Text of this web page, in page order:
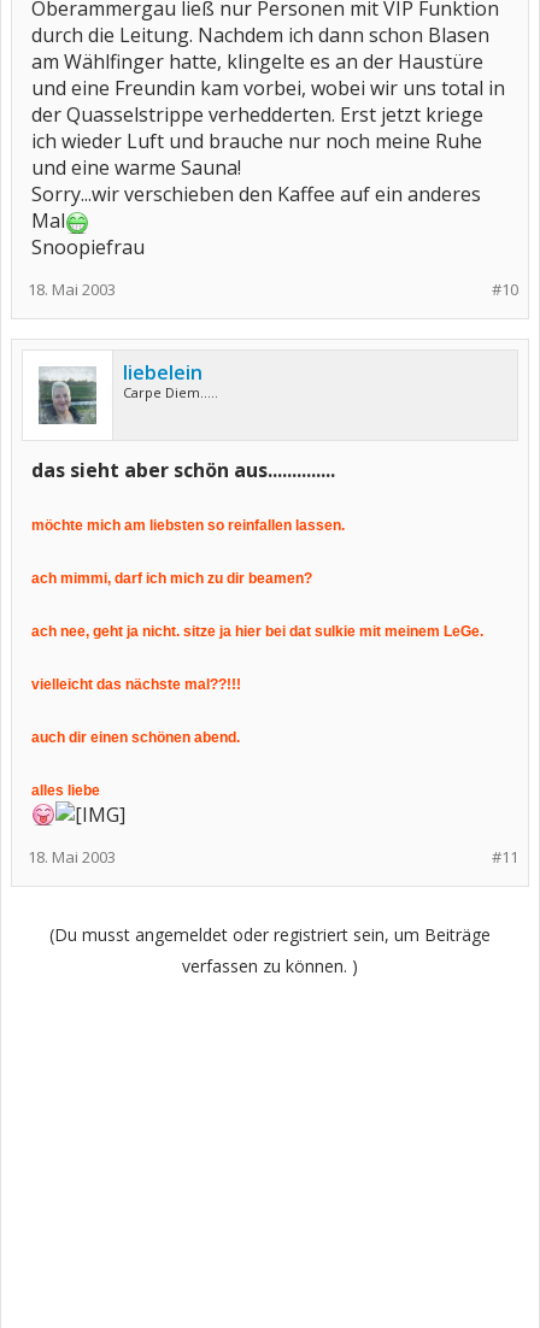
Oberammergau ließ nur Personen mit VIP Funktion
durch die Leitung. Nachdem ich dann schon Blasen
am Wählfinger hatte, klingelte es an der Haustüre
und eine Freundin kam vorbei, wobei wir uns total in
der Quasselstrippe verhedderten. Erst jetzt kriege
ich wieder Luft und brauche nur noch meine Ruhe
und eine warme Sauna!
Sorry...wir verschieben den Kaffee auf ein anderes
Mal
Snoopiefrau
#10
18. Mai 2003
liebelein
Carpe Diem.....
das sieht aber schön aus..............
möchte mich am liebsten so reinfallen lassen.
ach mimmi, darf ich mich zu dir beamen?
ach nee, geht ja nicht. sitze ja hier bei dat sulkie mit meinem LeGe.
vielleicht das nächste mal??!!!
auch dir einen schönen abend.
alles liebe
#11
18. Mai 2003
(Du musst angemeldet oder registriert sein, um Beiträge
verfassen zu können. )